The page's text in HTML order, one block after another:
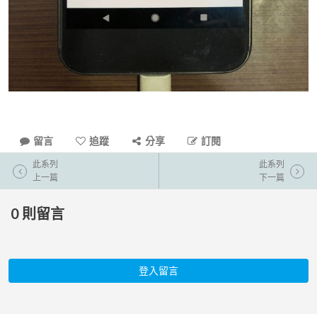
留言 追蹤 分享 訂閱
此系列
上一篇
此系列
下一篇
0 則留言
登入留言